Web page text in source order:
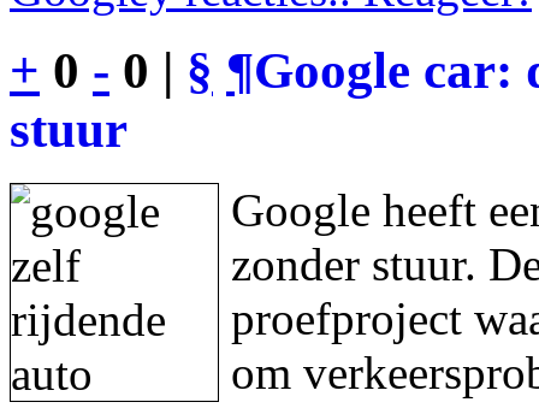
+ 0 - 0 | § ¶Google car:
stuur
Google heeft
zonder stuur.
proefproject
om